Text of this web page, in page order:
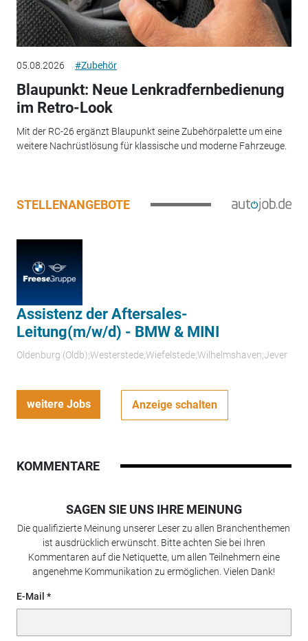
05.08.2026 #Zubehör
Blaupunkt: Neue Lenkradfernbedienung
im Retro-Look
Mit der RC-26 ergänzt Blaupunkt seine Zubehörpalette um eine
weitere Nachrüstlösung für klassische und moderne Fahrzeuge.
STELLENANGEBOTE
Assistenz der Aftersales-
Leitung(m/w/d) - BMW & MINI
Oldenburg (Oldb);Westerstede;Wiefelstede;Wilhelmshaven;Jever
weitere Jobs Anzeige schalten
KOMMENTARE
SAGEN SIE UNS IHRE MEINUNG
Die qualifizierte Meinung unserer Leser zu allen Branchenthemen
ist ausdrücklich erwünscht. Bitte achten Sie bei Ihren
Kommentaren auf die Netiquette, um allen Teilnehmern eine
angenehme Kommunikation zu ermöglichen. Vielen Dank!
E-Mail